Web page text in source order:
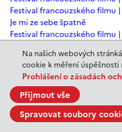
Na našich webových
cookie k měření úspěšnosti
Prohlášení o zásadách
Přijmout vše
Spravovat soubory
Festival francouzského filmu |
Je mi ze sebe špatně
Festival francouzského filmu
Chomským
Festival francouzského filmu
Festival francouzského filmu
Festival francouzského filmu |
Králova milenka
Jeanne du Barry – Králova